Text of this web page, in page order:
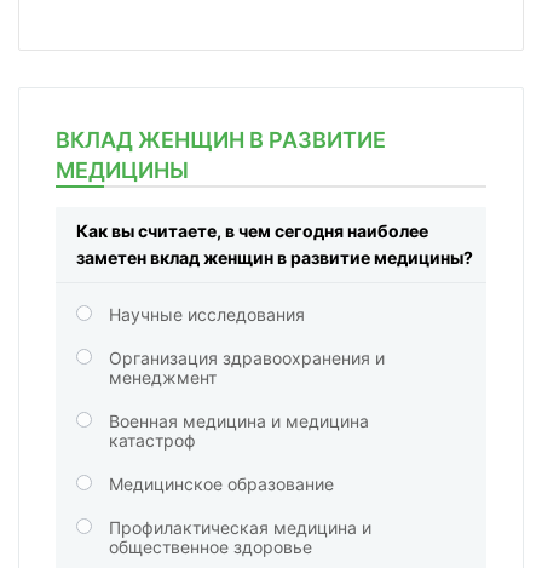
ВКЛАД ЖЕНЩИН В РАЗВИТИЕ
МЕДИЦИНЫ
Как вы считаете, в чем сегодня наиболее
заметен вклад женщин в развитие медицины?
Научные исследования
Организация здравоохранения и
менеджмент
Военная медицина и медицина
катастроф
Медицинское образование
Профилактическая медицина и
общественное здоровье